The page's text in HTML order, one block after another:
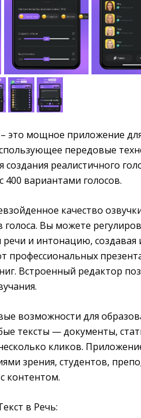
– это мощное приложение
передовые
создания реалистичного
400 вариантами голосов.
качество
Вы можете
и интонацию, создавая
профессиональных
Встроенный редактор
возможности для
тексты — документы,
кликов.
зрения, студентов,
контентом.
в Речь: